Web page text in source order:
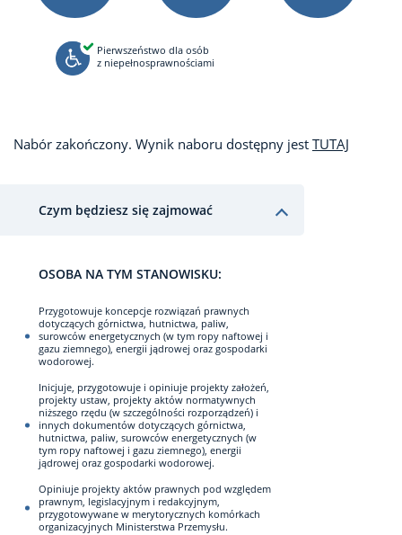
Pierwszeństwo dla osób
z niepełnosprawnościami
Nabór zakończony. Wynik naboru dostępny jest TUTAJ
Czym będziesz się zajmować
OSOBA NA TYM STANOWISKU:
Przygotowuje koncepcje rozwiązań prawnych
dotyczących górnictwa, hutnictwa, paliw,
surowców energetycznych (w tym ropy naftowej i
gazu ziemnego), energii jądrowej oraz gospodarki
wodorowej.
Inicjuje, przygotowuje i opiniuje projekty założeń,
projekty ustaw, projekty aktów normatywnych
niższego rzędu (w szczególności rozporządzeń) i
innych dokumentów dotyczących górnictwa,
hutnictwa, paliw, surowców energetycznych (w
tym ropy naftowej i gazu ziemnego), energii
jądrowej oraz gospodarki wodorowej.
Opiniuje projekty aktów prawnych pod względem
prawnym, legislacyjnym i redakcyjnym,
przygotowywane w merytorycznych komórkach
organizacyjnych Ministerstwa Przemysłu.